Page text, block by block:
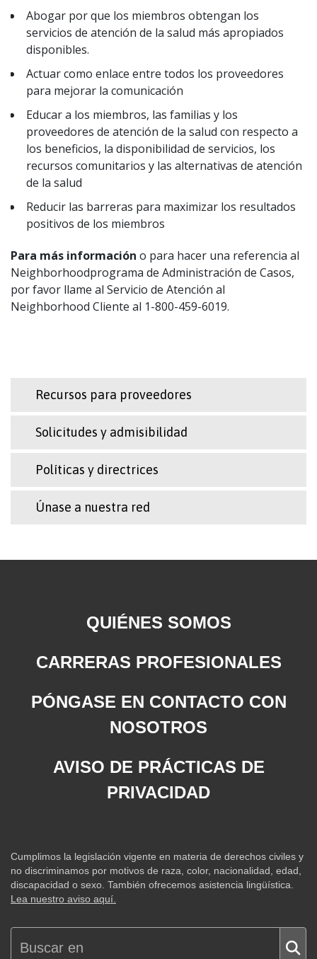
Abogar por que los miembros obtengan los
servicios de atención de la salud más apropiados
disponibles.
Actuar como enlace entre todos los proveedores
para mejorar la comunicación
Educar a los miembros, las familias y los
proveedores de atención de la salud con respecto a
los beneficios, la disponibilidad de servicios, los
recursos comunitarios y las alternativas de atención
de la salud
Reducir las barreras para maximizar los resultados
positivos de los miembros
Para más información o para hacer una referencia al
Neighborhoodprograma de Administración de Casos,
por favor llame al Servicio de Atención al
Neighborhood Cliente al 1-800-459-6019.
Recursos para proveedores
Solicitudes y admisibilidad
Políticas y directrices
Únase a nuestra red
QUIÉNES SOMOS
CARRERAS PROFESIONALES
PÓNGASE EN CONTACTO CON
NOSOTROS
AVISO DE PRÁCTICAS DE
PRIVACIDAD
Cumplimos la legislación vigente en materia de derechos civiles y
no discriminamos por motivos de raza, color, nacionalidad, edad,
discapacidad o sexo. También ofrecemos asistencia lingüística.
Lea nuestro aviso aquí.